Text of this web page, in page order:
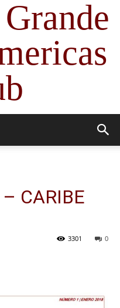
CARIBE
0
3301